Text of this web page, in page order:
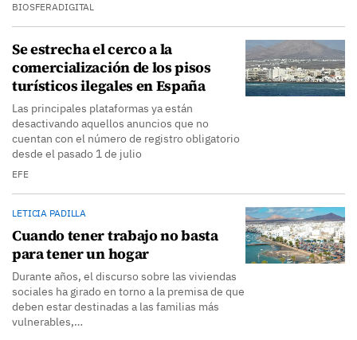
BIOSFERADIGITAL
Se estrecha el cerco a la
comercialización de los pisos
turísticos ilegales en España
Las principales plataformas ya están
desactivando aquellos anuncios que no
cuentan con el número de registro obligatorio
desde el pasado 1 de julio
EFE
LETICIA PADILLA
Cuando tener trabajo no basta
para tener un hogar
Durante años, el discurso sobre las viviendas
sociales ha girado en torno a la premisa de que
deben estar destinadas a las familias más
vulnerables,…